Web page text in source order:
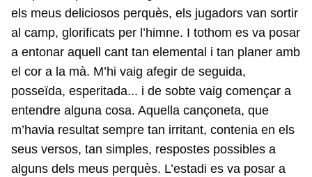
els meus deliciosos perquès, els jugadors van sortir
al camp, glorificats per l’himne. I tothom es va posar
a entonar aquell cant tan elemental i tan planer amb
el cor a la mà. M’hi vaig afegir de seguida,
posseïda, esperitada... i de sobte vaig començar a
entendre alguna cosa. Aquella cançoneta, que
m’havia resultat sempre tan irritant, contenia en els
seus versos, tan simples, respostes possibles a
alguns dels meus perquès. L’estadi es va posar a